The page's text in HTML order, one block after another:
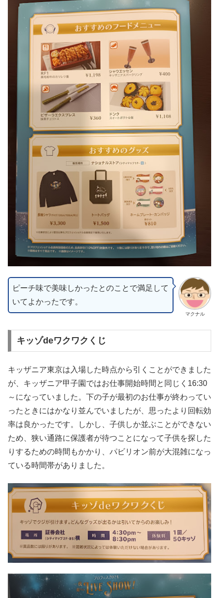
マクナル
ピーチ味で美味しかったとのことで満足して
いてよかったです。
キッゾdeワクワクくじ
キッザニア東京は入場した時点から引くことができました
が、キッザニア甲子園ではお仕事開始時間と同じく16:30
～になっていました。下の子が最初のお仕事が終わってい
ったときにはかなり並んでいましたが、思ったより回転効
率は良かったです。しかし、子供しか並ぶことができない
ため、狭い通路に保護者が待つことになって子供を探した
りするための時間もかかり、パビリオン前が大混雑になっ
ている時間帯がありました。